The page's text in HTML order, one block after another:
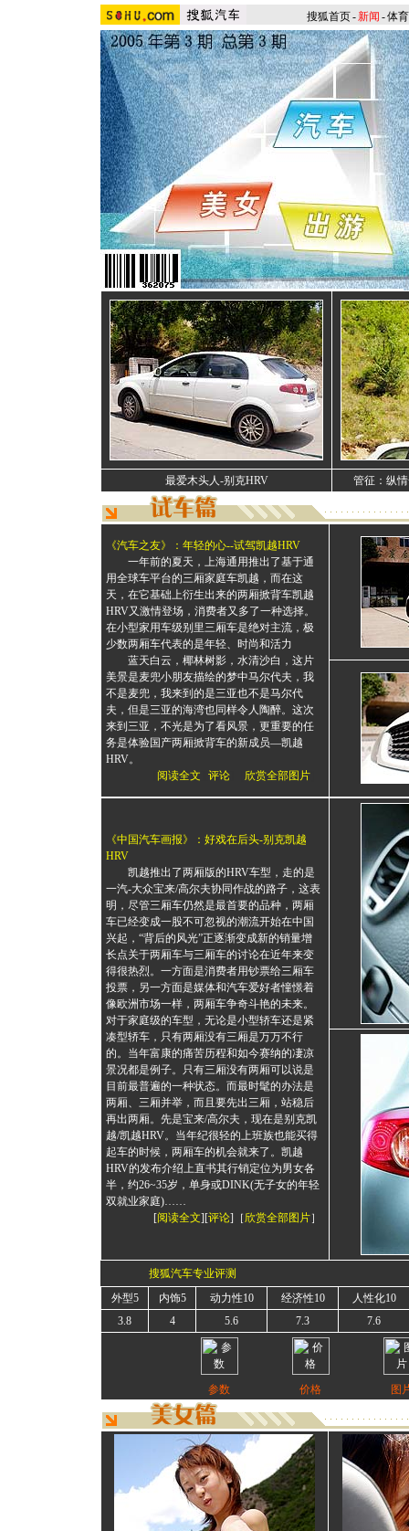
搜狐首页-新闻 -体育
最爱木头人-别克HRV 管征：纵
《汽车之友》：年轻的心--试驾凯越HRV
一年前的夏天，上海通用推出了基于通
用全球车平台的三厢家庭车凯越，而在这
天，在它基础上衍生出来的两厢掀背车凯越
HRV又激情登场，消费者又多了一种选择。
在小型家用车级别里三厢车是绝对主流，极
少数两厢车代表的是年轻、时尚和活力
蓝天白云，椰林树影，水清沙白，这片
美景是麦兜小朋友描绘的梦中马尔代夫，我
不是麦兜，我来到的是三亚也不是马尔代
夫，但是三亚的海湾也同样令人陶醉。这次
来到三亚，不光是为了看风景，更重要的任
务是体验国产两厢掀背车的新成员—凯越
HRV。
阅读全文 评论 欣赏全部图片
《中国汽车画报》：好戏在后头-别克凯越
HRV
凯越推出了两厢版的HRV车型，走的是
一汽-大众宝来/高尔夫协同作战的路子，这表
明，尽管三厢车仍然是最首要的品种，两厢
车已经变成一股不可忽视的潮流开始在中国
兴起，“背后的风光”正逐渐变成新的销量增
长点关于两厢车与三厢车的讨论在近年来变
得很热烈。一方面是消费者用钞票给三厢车
投票，另一方面是媒体和汽车爱好者憧憬着
像欧洲市场一样，两厢车争奇斗艳的未来。
对于家庭级的车型，无论是小型轿车还是紧
凑型轿车，只有两厢没有三厢是万万不行
的。当年富康的痛苦历程和如今赛纳的凄凉
景况都是例子。只有三厢没有两厢可以说是
目前最普遍的一种状态。而最时髦的办法是
两厢、三厢并举，而且要先出三厢，站稳后
再出两厢。先是宝来/高尔夫，现在是别克凯
越/凯越HRV。当年纪很轻的上班族也能买得
起车的时候，两厢车的机会就来了。凯越
HRV的发布介绍上直书其行销定位为男女各
半，约26~35岁，单身或DINK(无子女的年轻
双就业家庭)……
[阅读全文][评论]［ 欣赏全部图片］
搜狐汽车专业评测
外型5
内饰5 动力性10 经济性10
人性化10
3.8
4 5.6 7.3 7.6
参数 价格 图